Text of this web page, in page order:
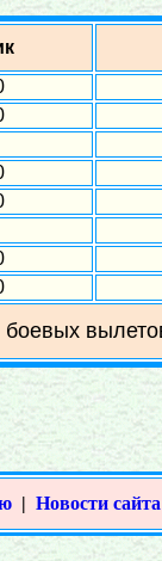
| Новости сайта